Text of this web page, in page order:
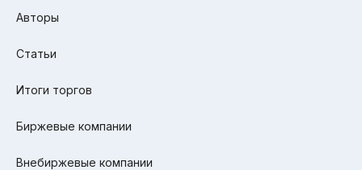
Авторы
Статьи
Итоги торгов
Биржевые компании
Внебиржевые компании